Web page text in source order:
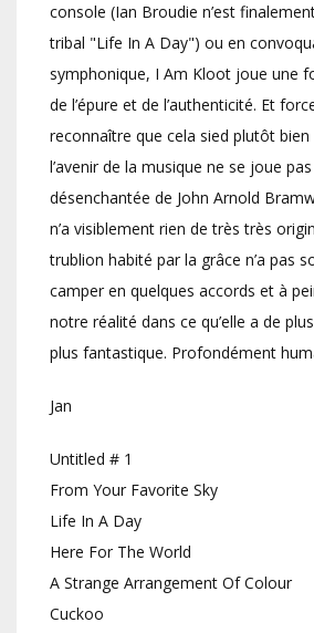
console (Ian Broudie n’est
tribal "Life In A Day") ou en
symphonique, I Am Kloot joue une
de l’épure et de l’authenticité. Et
reconnaître que cela sied plutôt bien
l’avenir de la musique ne se joue
désenchantée de John Arnold
n’a visiblement rien de très très
trublion habité par la grâce n’a pas
camper en quelques accords et à
notre réalité dans ce qu’elle a de
plus fantastique. Profondément
Jan
Untitled # 1
From Your Favorite Sky
Life In A Day
Here For The World
A Strange Arrangement Of Colour
Cuckoo